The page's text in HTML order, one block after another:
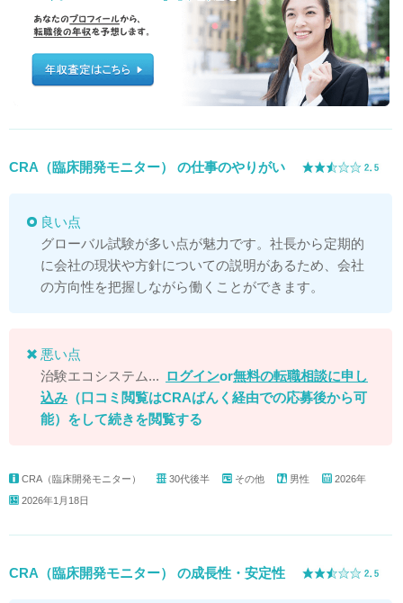
CRA（臨床開発モニター） の仕事のやりがい
良い点
グローバル試験が多い点が魅力です。社長から定期的
に会社の現状や方針についての説明があるため、会社
の方向性を把握しながら働くことができます。
悪い点
治験エコシステム... ログインor無料の転職相談に申し
込み （口コミ閲覧はCRAばんく経由での応募後から可
能） をして続きを閲覧する
CRA（臨床開発モニター） 30代後半 その他 男性
2026年
2026年1月18日
CRA（臨床開発モニター） の成長性・安定性